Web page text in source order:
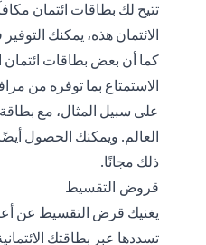
تتيح لك بطاقات ائتمان
الائتمان هذه، يمكنك
كما أن بعض بطاقات ائتمان
الاستمتاع بما توفره من
على سبيل المثال، مع بطاقة
العالم. ويمكنك الحصول
ذلك مجانًا.
قروض التقسيط
يغنيك قرض التقسيط عن
تسددها عبر بطاقتك